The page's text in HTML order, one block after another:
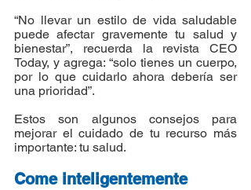
“No llevar un estilo de vida saludable
puede afectar gravemente tu salud y
bienestar”, recuerda la revista CEO
Today, y agrega: “solo tienes un cuerpo,
por lo que cuidarlo ahora debería ser
una prioridad”.
Estos son algunos consejos para
mejorar el cuidado de tu recurso más
importante: tu salud.
Come inteligentemente